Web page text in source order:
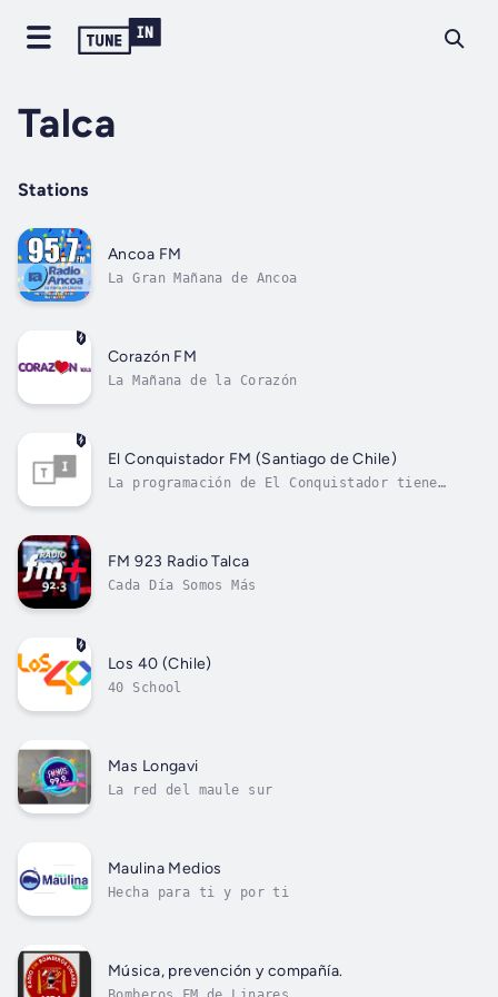
Talca
Stations
Ancoa FM
La Gran Mañana de Ancoa
Corazón FM
La Mañana de la Corazón
El Conquistador FM (Santiago de Chile)
La programación de El Conquistador tiene
FM 923 Radio Talca
Cada Día Somos Más
Los 40 (Chile)
40 School
Mas Longavi
La red del maule sur
Maulina Medios
Hecha para ti y por ti
Música, prevención y compañía.